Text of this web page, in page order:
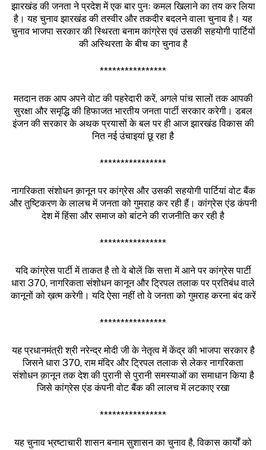
झारखंड की जनता ने प्रदेश में एक बार पुनः कमल खिलाने का तय कर लिया
है। यह चुनाव झारखंड की तस्वीर और तकदीर बदलने वाला चुनाव है। यह
चुनाव भाजपा सरकार की स्थिरता बनाम कांग्रेस एवं उसकी सहयोगी पार्टियों
की अस्थिरता के बीच का चुनाव है
****************
मतदान तक आप अपने वोट की पहरेदारी करें, अगले पांच सालों तक आपकी
सुरक्षा और समृद्धि की हिफाजत भारतीय जनता पार्टी सरकार करेगी। डबल
इंजन की सरकार के अथक प्रयासों के बल पर ही आज झारखंड विकास की
नित नई उंचाइयां छू रहा है
****************
नागरिकता संशोधन क़ानून पर कांग्रेस और उसकी सहयोगी पार्टियां वोट बैंक
और तुष्टिकरण के लालच में जनता को गुमराह कर रही हैं। कांग्रेस एंड कंपनी
देश में हिंसा और समाज को बांटने की राजनीति कर रही है
****************
यदि कांग्रेस पार्टी में ताकत है तो वे बोलें कि सत्ता में आने पर कांग्रेस पार्टी
धारा 370, नागरिकता संशोधन कानून और ट्रिपल तलाक पर प्रतिबंध वाले
कानूनों को ख़त्म करेगी। यदि ऐसा नहीं तो वे जनता को गुमराह करना बंद करें
****************
यह प्रधानमंत्री श्री नरेन्द्र मोदी जी के नेतृत्व में केंद्र की भाजपा सरकार है
जिसने धारा 370, राम मंदिर और ट्रिपल तलाक से लेकर नागरिकता
संशोधन क़ानून तक देश की पुरानी से पुरानी समस्याओं का समाधान किया है
जिसे कांग्रेस एंड कंपनी वोट बैंक की लालच में लटकाए रखा
****************
यह चुनाव भ्रष्टाचारी शासन बनाम सुशासन का चुनाव है, विकास कार्यों को